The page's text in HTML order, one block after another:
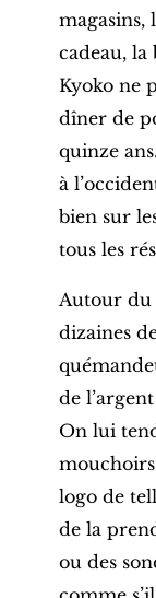
cadeau, la
Kyoko ne
dîner de
quinze
à
bien sur
tous les
Autour du
dizaines
de
On lui
logo de
de la
ou des